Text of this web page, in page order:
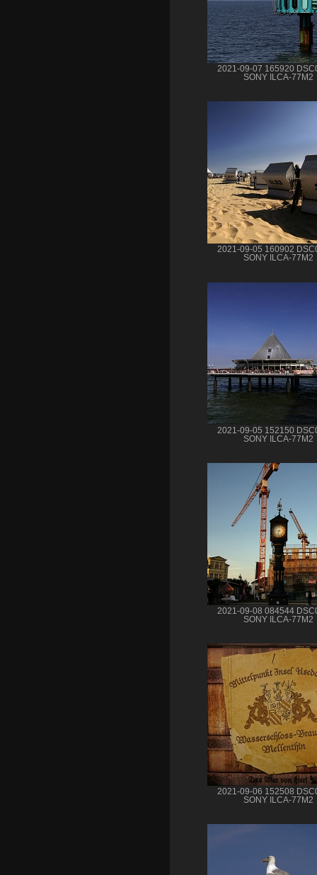
2021-09-07 165920
SONY ILCA-77M2
2021-09-05 160902
SONY ILCA-77M2
2021-09-05 152150
SONY ILCA-77M2
2021-09-08 084544
SONY ILCA-77M2
2021-09-06 152508
SONY ILCA-77M2